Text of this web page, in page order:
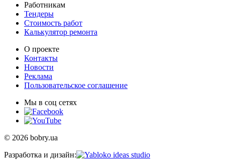
Работникам
Тендеры
Стоимость работ
Калькулятор ремонта
О проекте
Контакты
Новости
Реклама
Пользовательское соглашение
Мы в соц сетях
© 2026 bobry.ua
Разработка и дизайн: